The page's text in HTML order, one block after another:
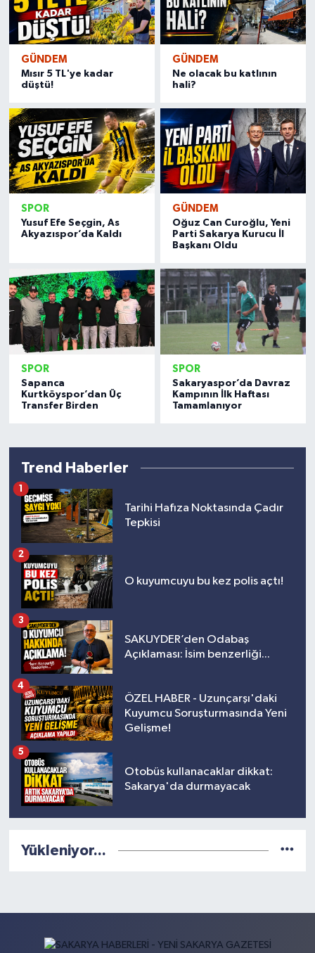
GÜNDEM
Mısır 5 TL'ye kadar
düştü!
GÜNDEM
Ne olacak bu katlının
hali?
SPOR
Yusuf Efe Seçgin, As
Akyazıspor’da Kaldı
GÜNDEM
Oğuz Can Curoğlu, Yeni
Parti Sakarya Kurucu İl
Başkanı Oldu
SPOR
Sapanca
Kurtköyspor’dan Üç
Transfer Birden
SPOR
Sakaryaspor’da Davraz
Kampının İlk Haftası
Tamamlanıyor
Trend Haberler
Tarihi Hafıza Noktasında Çadır
Tepkisi
1
O kuyumcuyu bu kez polis açtı!
2
SAKUYDER’den Odabaş
Açıklaması: İsim benzerliği...
3
ÖZEL HABER - Uzunçarşı'daki
Kuyumcu Soruşturmasında Yeni
Gelişme!
4
Otobüs kullanacaklar dikkat:
Sakarya'da durmayacak
5
Yükleniyor...